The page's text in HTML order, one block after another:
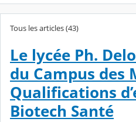
Tous les articles (43)
Le lycée Ph.
du Campus des
Qualifications
Biotech Santé